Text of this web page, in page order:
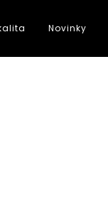
Novinky